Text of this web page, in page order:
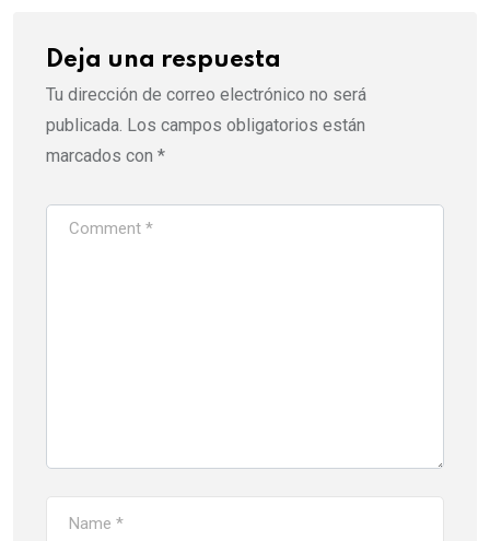
Deja una respuesta
Tu dirección de correo electrónico no será
publicada. Los campos obligatorios están
marcados con *